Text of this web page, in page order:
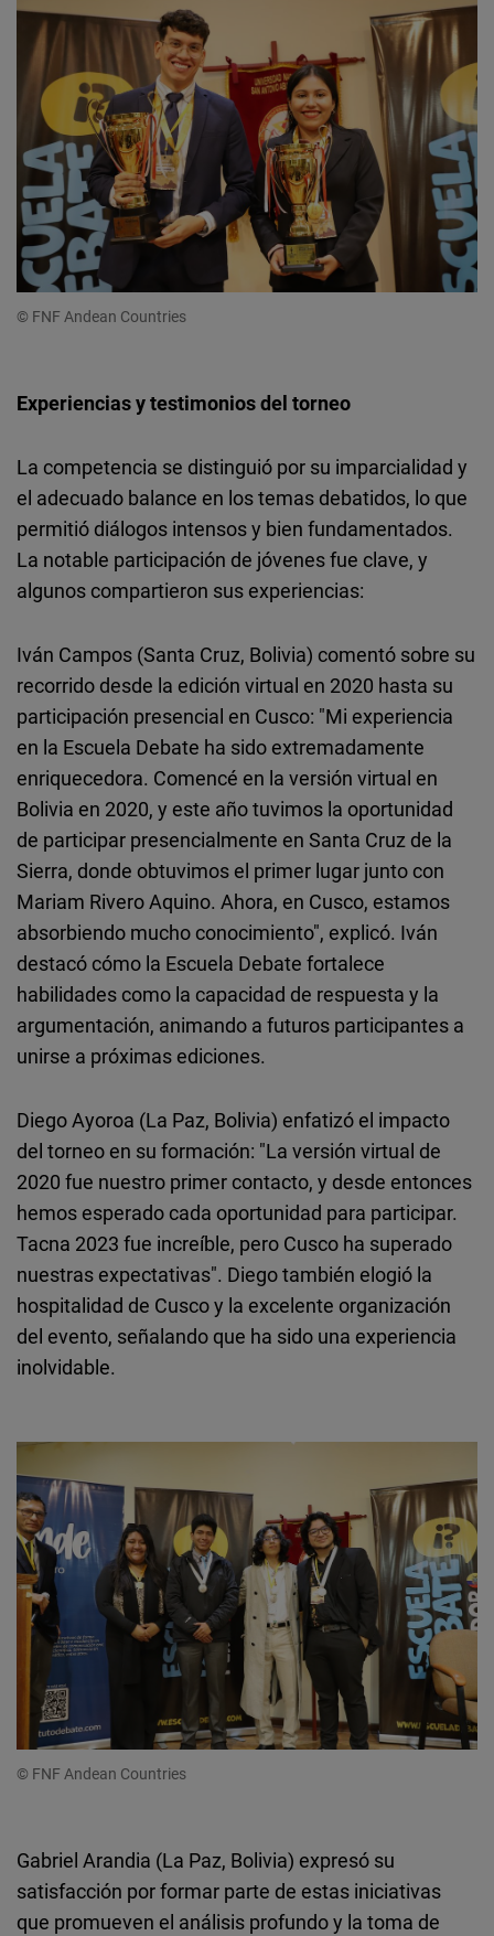
© FNF Andean Countries
Experiencias y testimonios del torneo
La competencia se distinguió por su imparcialidad y
el adecuado balance en los temas debatidos, lo que
permitió diálogos intensos y bien fundamentados.
La notable participación de jóvenes fue clave, y
algunos compartieron sus experiencias:
Iván Campos (Santa Cruz, Bolivia) comentó sobre su
recorrido desde la edición virtual en 2020 hasta su
participación presencial en Cusco: "Mi experiencia
en la Escuela Debate ha sido extremadamente
enriquecedora. Comencé en la versión virtual en
Bolivia en 2020, y este año tuvimos la oportunidad
de participar presencialmente en Santa Cruz de la
Sierra, donde obtuvimos el primer lugar junto con
Mariam Rivero Aquino. Ahora, en Cusco, estamos
absorbiendo mucho conocimiento", explicó. Iván
destacó cómo la Escuela Debate fortalece
habilidades como la capacidad de respuesta y la
argumentación, animando a futuros participantes a
unirse a próximas ediciones.
Diego Ayoroa (La Paz, Bolivia) enfatizó el impacto
del torneo en su formación: "La versión virtual de
2020 fue nuestro primer contacto, y desde entonces
hemos esperado cada oportunidad para participar.
Tacna 2023 fue increíble, pero Cusco ha superado
nuestras expectativas". Diego también elogió la
hospitalidad de Cusco y la excelente organización
del evento, señalando que ha sido una experiencia
inolvidable.
© FNF Andean Countries
Gabriel Arandia (La Paz, Bolivia) expresó su
satisfacción por formar parte de estas iniciativas
que promueven el análisis profundo y la toma de